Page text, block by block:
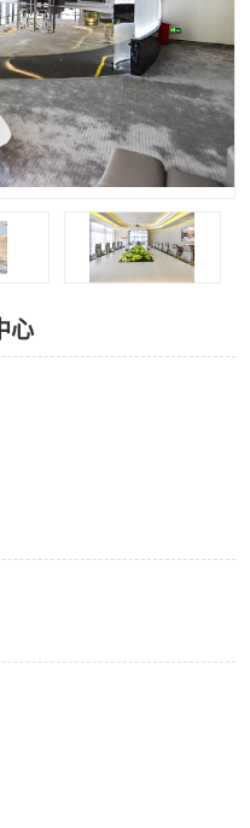
心
福田车公庙
南山南油
罗湖区
西乡
石岩
后海